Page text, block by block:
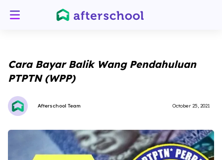
Cara Bayar Balik Wang Pendahuluan
PTPTN (WPP)
Afterschool Team October 25, 2021